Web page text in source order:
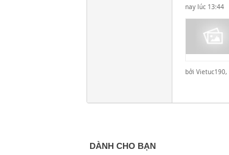
nay lúc 13:44
bởi Vietuc190,